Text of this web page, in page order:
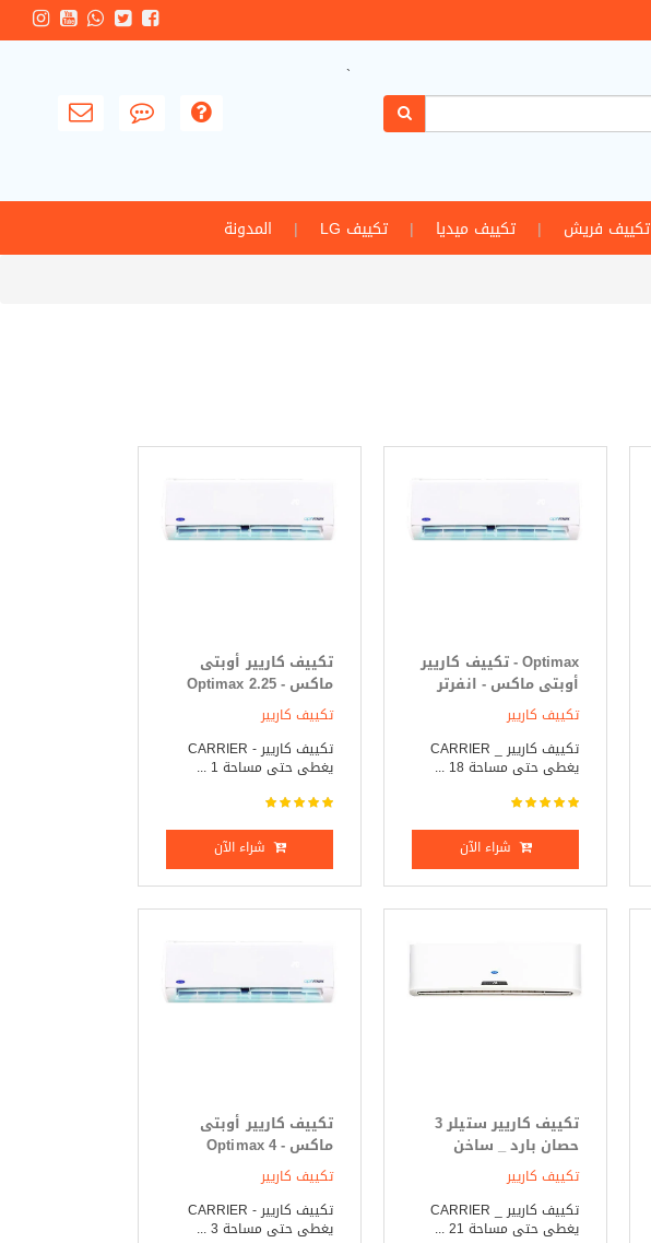
`
تكييف فريش | تكييف ميديا | تكييف LG | المدونة
Optimax - تكييف كاريير
أوبتى ماكس - انفرتر
2.25 حصان بارد _ ساخن
تكييف كاريير
تكييف كاريير _ CARRIER
يغطى حتى مساحة 18 ...
شراء الآن
تكييف كاريير أوبتى
ماكس - Optimax 2.25
حصان بارد فقط
تكييف كاريير
تكييف كاريير - CARRIER
يغطى حتى مساحة 1 ...
شراء الآن
تكييف كاريير ستيلر 3
حصان بارد _ ساخن
تكييف كاريير
تكييف كاريير _ CARRIER
يغطى حتى مساحة 21 ...
تكييف كاريير أوبتى
ماكس - Optimax 4
حصان بارد _ ساخن
تكييف كاريير
تكييف كاريير - CARRIER
يغطى حتى مساحة 3 ...